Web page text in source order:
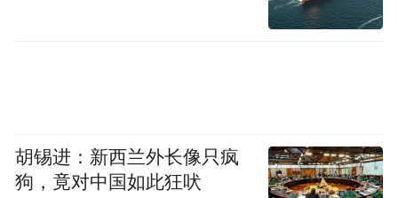
胡锡进：新西兰外长像只疯
狗，竟对中国如此狂吠